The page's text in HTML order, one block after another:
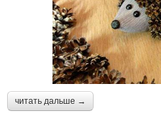
читать дальше →